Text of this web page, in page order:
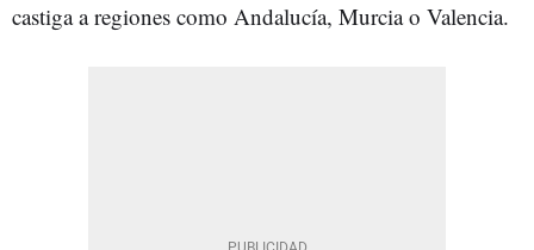
castiga a regiones como Andalucía, Murcia o Valencia.